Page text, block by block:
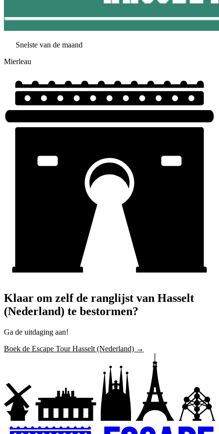
Snelste van de maand
Mierleau
Klaar om zelf de ranglijst van Hasselt
(Nederland) te bestormen?
Ga de uitdaging aan!
Boek de Escape Tour Hasselt (Nederland) →